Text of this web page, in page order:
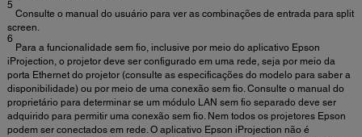
5
Consulte o manual do usuário para ver as combinações de entrada para split
screen.
6
Para a funcionalidade sem fio, inclusive por meio do aplicativo Epson
iProjection, o projetor deve ser configurado em uma rede, seja por meio da
porta Ethernet do projetor (consulte as especificações do modelo para saber a
disponibilidade) ou por meio de uma conexão sem fio. Consulte o manual do
proprietário para determinar se um módulo LAN sem fio separado deve ser
adquirido para permitir uma conexão sem fio. Nem todos os projetores Epson
podem ser conectados em rede. O aplicativo Epson iProjection não é